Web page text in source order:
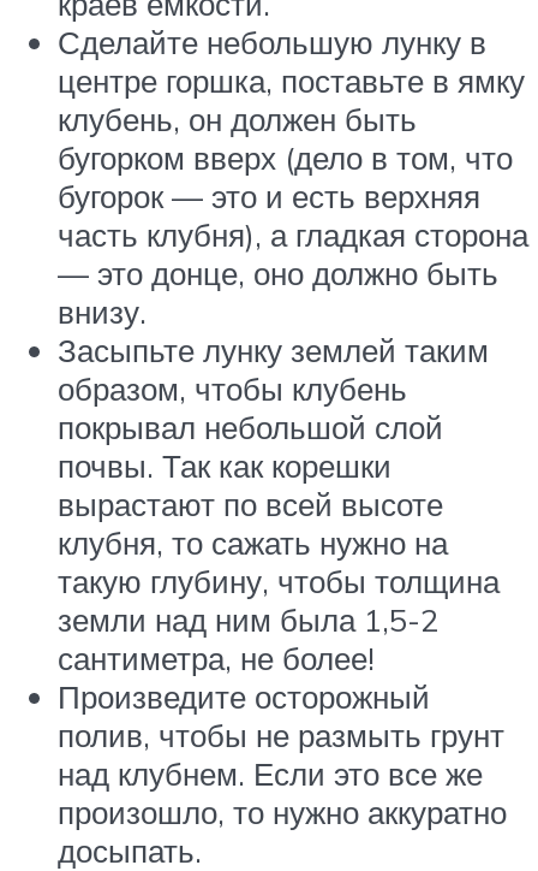
Сделайте небольшую лунку в
центре горшка, поставьте в ямку
клубень, он должен быть
бугорком вверх (дело в том, что
бугорок — это и есть верхняя
часть клубня), а гладкая сторона
— это донце, оно должно быть
внизу.
Засыпьте лунку землей таким
образом, чтобы клубень
покрывал небольшой слой
почвы. Так как корешки
вырастают по всей высоте
клубня, то сажать нужно на
такую глубину, чтобы толщина
земли над ним была 1,5-2
сантиметра, не более!
Произведите осторожный
полив, чтобы не размыть грунт
над клубнем. Если это все же
произошло, то нужно аккуратно
досыпать.